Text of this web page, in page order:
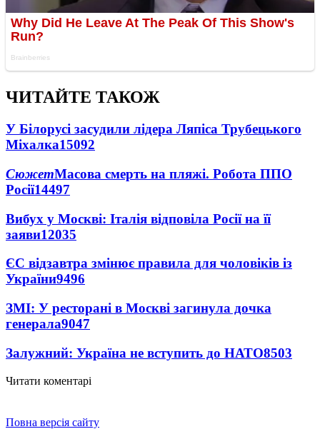
ЧИТАЙТЕ ТАКОЖ
У Білорусі засудили лідера Ляпіса Трубецького
Міхалка15092
СюжетМасова смерть на пляжі. Робота ППО
Росії14497
Вибух у Москві: Італія відповіла Росії на її
заяви12035
ЄС відзавтра змінює правила для чоловіків із
України9496
ЗМІ: У ресторані в Москві загинула дочка
генерала9047
Залужний: Україна не вступить до НАТО8503
Читати коментарі
Повна версія сайту